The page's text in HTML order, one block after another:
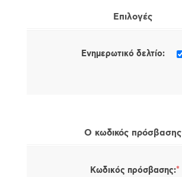
Επιλογές
Ενημερωτικό δελτίο:
Ο κωδικός πρόσβασης
Κωδικός πρόσβασης:*